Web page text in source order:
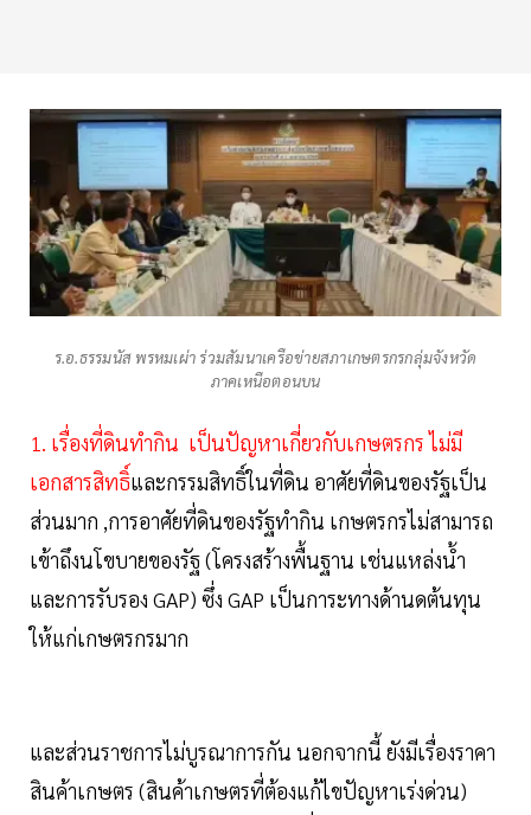
ร.อ.ธรรมนัส พรหมเผ่า ร่วมสัมนาเครือข่ายสภาเกษตรกรกลุ่มจังหวัด
ภาคเหนือตอนบน
1. เรื่องที่ดินทำกิน เป็นปัญหาเกี่ยวกับเกษตรกร ไม่มี
เอกสารสิทธิ์และกรรมสิทธิ์ในที่ดิน อาศัยที่ดินของรัฐเป็น
ส่วนมาก ,การอาศัยที่ดินของรัฐทำกิน เกษตรกรไม่สามารถ
เข้าถึงนโขบายของรัฐ (โครงสร้างพื้นฐาน เช่นแหล่งน้ำ
และการรับรอง GAP) ซึ่ง GAP เป็นการะทางด้านดต้นทุน
ให้แก่เกษตรกรมาก
และส่วนราชการไม่บูรณาการกัน นอกจากนี้ ยังมีเรื่องราคา
สินค้าเกษตร (สินค้าเกษตรที่ต้องแก้ไขปัญหาเร่งด่วน)